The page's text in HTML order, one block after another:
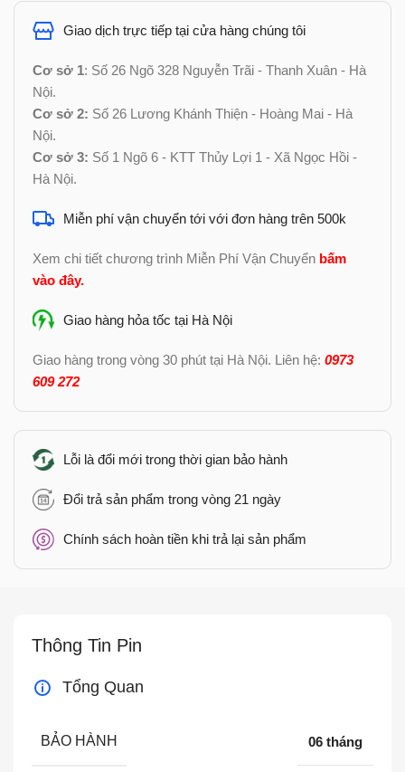
Giao dịch trực tiếp tại cửa hàng chúng tôi
Cơ sở 1: Số 26 Ngõ 328 Nguyễn Trãi - Thanh Xuân - Hà
Nội.
Cơ sở 2: Số 26 Lương Khánh Thiện - Hoàng Mai - Hà
Nội.
Cơ sở 3: Số 1 Ngõ 6 - KTT Thủy Lợi 1 - Xã Ngọc Hồi -
Hà Nội.
Miễn phí vận chuyển tới với đơn hàng trên 500k
Xem chi tiết chương trình Miễn Phí Vận Chuyển bấm
vào đây.
Giao hàng hỏa tốc tại Hà Nội
Giao hàng trong vòng 30 phút tại Hà Nội. Liên hệ:0973
609 272
Lỗi là đổi mới trong thời gian bảo hành
Đổi trả sản phẩm trong vòng 21 ngày
Chính sách hoàn tiền khi trả lại sản phẩm
Thông Tin Pin
Tổng Quan
BẢO HÀNH 06 tháng